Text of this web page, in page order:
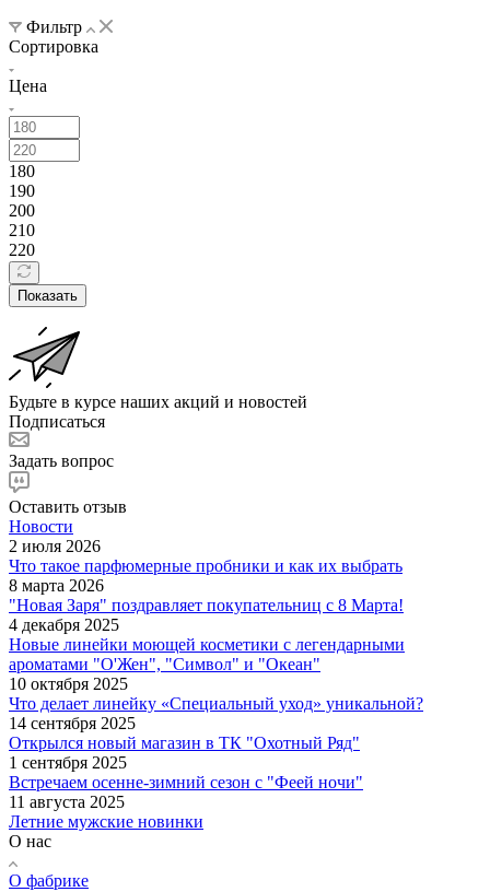
Фильтр
Сортировка
Цена
180
190
200
210
220
Показать
Будьте в курсе наших акций и новостей
Подписаться
Задать вопрос
Оставить отзыв
Новости
2 июля 2026
Что такое парфюмерные пробники и как их выбрать
8 марта 2026
"Новая Заря" поздравляет покупательниц с 8 Марта!
4 декабря 2025
Новые линейки моющей косметики с легендарными
ароматами "О'Жен", "Символ" и "Океан"
10 октября 2025
Что делает линейку «Специальный уход» уникальной?
14 сентября 2025
Открылся новый магазин в ТК "Охотный Ряд"
1 сентября 2025
Встречаем осенне-зимний сезон с "Феей ночи"
11 августа 2025
Летние мужские новинки
О нас
О фабрике